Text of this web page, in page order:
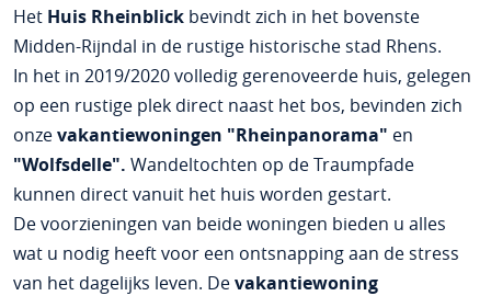
HetHuis Rheinblick bevindt zich in het bovenste
Midden-Rijndal in de rustige historische stad Rhens.
In het in 2019/2020 volledig gerenoveerde huis, gelegen
op een rustige plek direct naast het bos, bevinden zich
onzevakantiewoningen "Rheinpanorama" en
"Wolfsdelle". Wandeltochten op de Traumpfade
kunnen direct vanuit het huis worden gestart.
De voorzieningen van beide woningen bieden u alles
wat u nodig heeft voor een ontsnapping aan de stress
van het dagelijks leven. Devakantiewoning